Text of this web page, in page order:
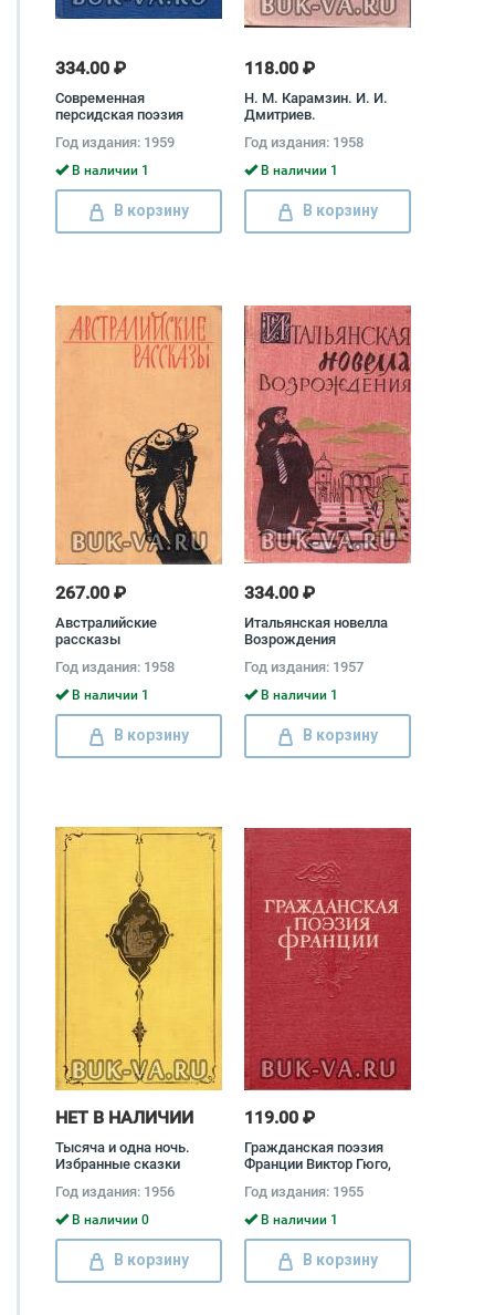
334.00 ₽
Современная
персидская поэзия
Абулькасем Халят,
Мохаммед Шахрияр
Год издания: 1959
В наличии 1
В корзину
118.00 ₽
Н. М. Карамзин. И. И.
Дмитриев.
Карамзин, Иван
Дмитриев
Год издания: 1958
В наличии 1
В корзину
267.00 ₽
Австралийские
рассказы
Год издания: 1958
В наличии 1
В корзину
334.00 ₽
Итальянская новелла
Возрождения
Год издания: 1957
В наличии 1
В корзину
НЕТ В НАЛИЧИИ
Тысяча и одна ночь.
Избранные сказки
Год издания: 1956
В наличии 0
В корзину
119.00 ₽
Гражданская поэзия
Франции Виктор Гюго,
Артур Рембо
Год издания: 1955
В наличии 1
В корзину